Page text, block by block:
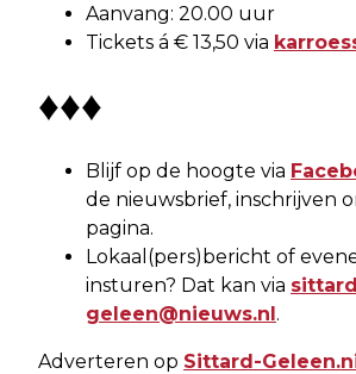
Aanvang: 20.00 uur
Tickets á € 13,50 via
♦♦♦
Blijf op de hoogte via
de nieuwsbrief, inschrijven
pagina.
Lokaal(pers)bericht of
insturen? Dat kan via
geleen@nieuws.nl.
Adverteren op Sittard-